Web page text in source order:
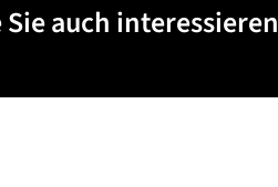
auch interessieren